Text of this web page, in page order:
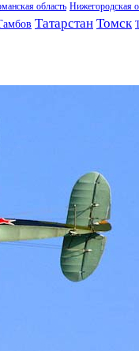
область Нижегородская
Татарстан Томск